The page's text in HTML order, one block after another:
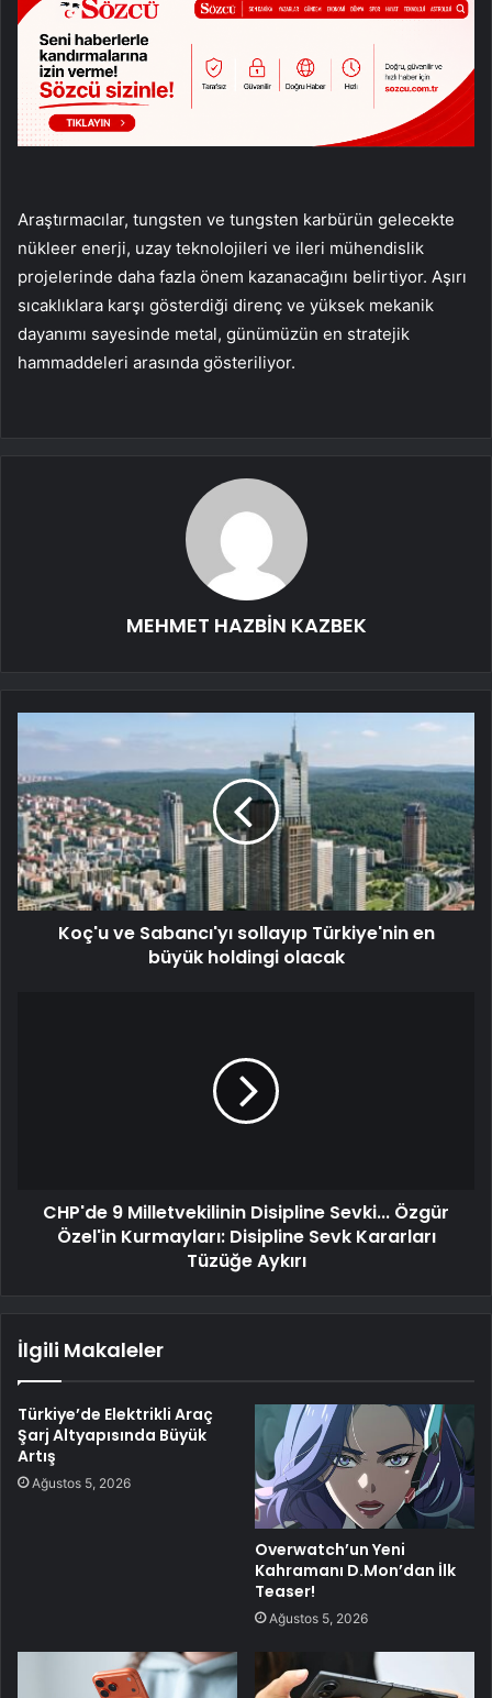
Araştırmacılar, tungsten ve tungsten karbürün gelecekte
nükleer enerji, uzay teknolojileri ve ileri mühendislik
projelerinde daha fazla önem kazanacağını belirtiyor. Aşırı
sıcaklıklara karşı gösterdiği direnç ve yüksek mekanik
dayanımı sayesinde metal, günümüzün en stratejik
hammaddeleri arasında gösteriliyor.
MEHMET HAZBİN KAZBEK
Koç'u ve Sabancı'yı sollayıp Türkiye'nin en
büyük holdingi olacak
CHP'de 9 Milletvekilinin Disipline Sevki... Özgür
Özel'in Kurmayları: Disipline Sevk Kararları
Tüzüğe Aykırı
İlgili Makaleler
Türkiye’de Elektrikli Araç
Şarj Altyapısında Büyük
Artış
Ağustos 5, 2026
Overwatch’un Yeni
Kahramanı D.Mon’dan İlk
Teaser!
Ağustos 5, 2026